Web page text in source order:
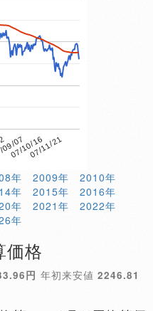
07
07/10/1607/11/21
年 2009年
2010年
年 2015年
2016年
年 2021年
2022年
年
価格
円 年初来安値 2246.81